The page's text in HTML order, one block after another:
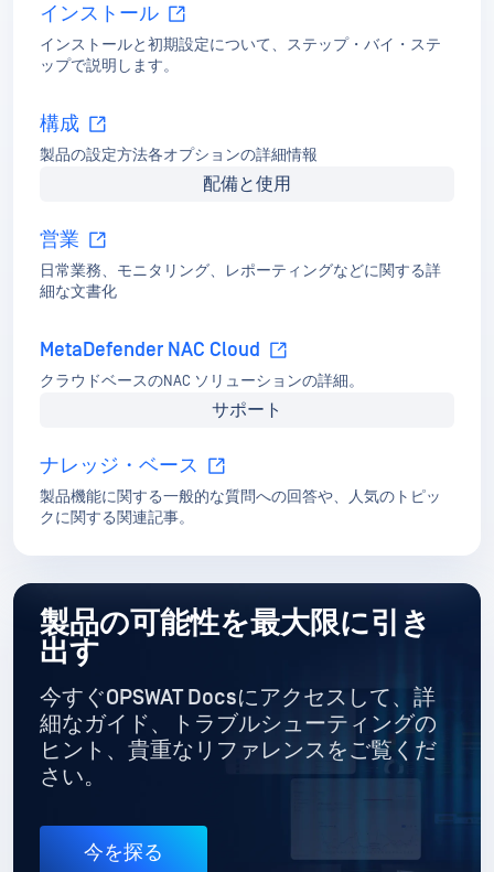
インストール
インストールと初期設定について、ステップ・バイ・ステ
ップで説明します。
構成
製品の設定方法各オプションの詳細情報
配備と使用
営業
日常業務、モニタリング、レポーティングなどに関する詳
細な文書化
MetaDefender NAC Cloud
クラウドベースのNAC ソリューションの詳細。
サポート
ナレッジ・ベース
製品機能に関する一般的な質問への回答や、人気のトピッ
クに関する関連記事。
製品の可能性を最大限に引き
出す
今すぐOPSWAT Docsにアクセスして、詳
細なガイド、トラブルシューティングの
ヒント、貴重なリファレンスをご覧くだ
さい。
今を探る